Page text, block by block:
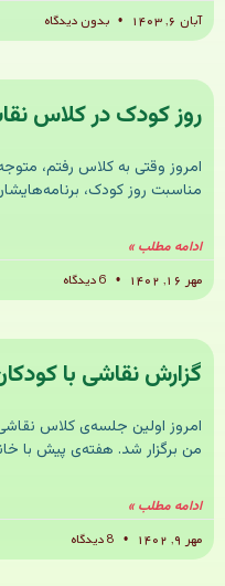
آبان ۶, ۱۴۰۳
بدون دیدگاه
روز کودک در کلاس
امروز وقتی به کلاس رفتم،
مناسبت روز کودک،
ادامه مطلب »
مهر ۱۶, ۱۴۰۲
گزارش نقاشی با
امروز اولین جلسه‌ی کلاس
من برگزار شد. هفته‌ی پیش با
ادامه مطلب »
مهر ۹, ۱۴۰۲